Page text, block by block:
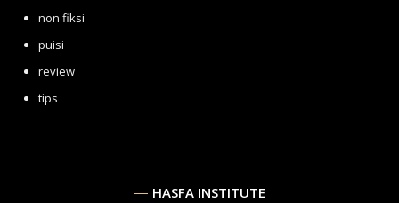
non fiksi
puisi
review
tips
HASFA INSTITUTE